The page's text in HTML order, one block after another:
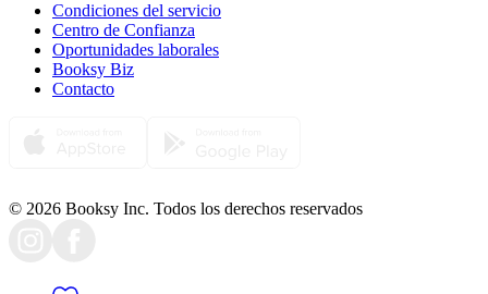
Condiciones del servicio
Centro de Confianza
Oportunidades laborales
Booksy Biz
Contacto
© 2026 Booksy Inc. Todos los derechos reservados